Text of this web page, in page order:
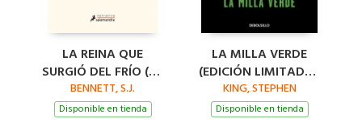
LA REINA QUE
SURGIÓ DEL FRÍO (SU
MAJESTAD, LA REINA
INVESTIGADORA 5)
BENNETT, S.J.
Disponible en tienda
LA MILLA VERDE
(EDICIÓN LIMITADA ·
VERANO)
KING, STEPHEN
Disponible en tienda